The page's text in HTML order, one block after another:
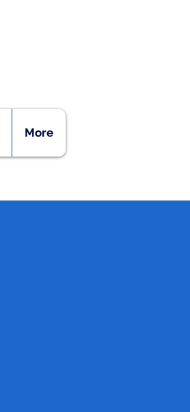
More